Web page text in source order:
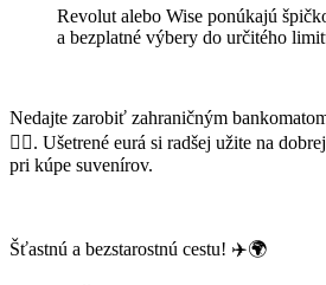
Revolut alebo Wise ponúkajú
a bezplatné výbery do určitého
Nedajte zarobiť zahraničným
🙅‍♂️. Ušetrené eurá si radšej užite na
pri kúpe suvenírov.
Šťastnú a bezstarostnú cestu! ✈️🌍